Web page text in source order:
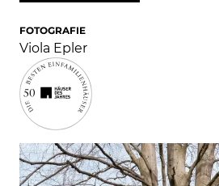
FOTOGRAFIE
Viola Epler